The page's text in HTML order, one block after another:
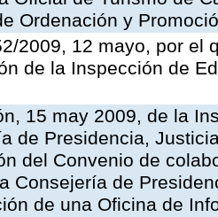
Ordenación y
2009, 12 mayo, por el
de la Inspección de
15 may 2009, de la
de Presidencia,
del Convenio de
Consejería de
de una Oficina de